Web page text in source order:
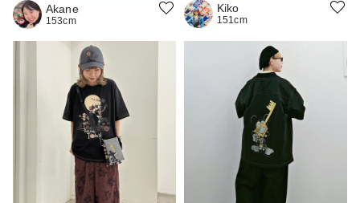
Akane
153cm
Kiko
151cm